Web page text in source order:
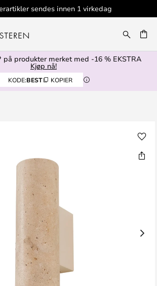
sendes innen 1 virkedag
på produkter merket med -16 % EKSTRA
Kjøp nå!
KODE:BEST KOPIER